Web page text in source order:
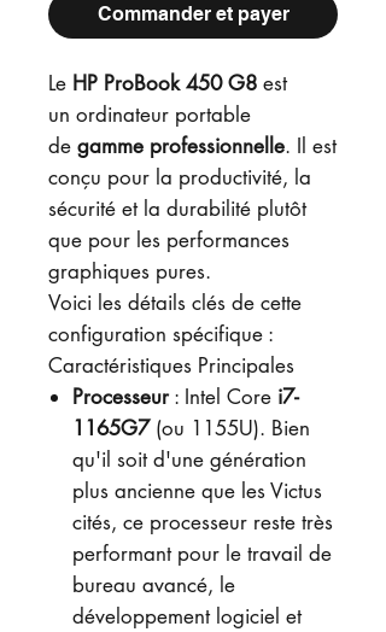
Commander et payer
Le HP ProBook 450 G8 est
un ordinateur portable
de gamme professionnelle. Il est
conçu pour la productivité, la
sécurité et la durabilité plutôt
que pour les performances
graphiques pures.
Voici les détails clés de cette
configuration spécifique :
Caractéristiques Principales
Processeur: Intel Core i7-
1165G7(ou 1155U). Bien
qu'il soit d'une génération
plus ancienne que les Victus
cités, ce processeur reste très
performant pour le travail de
bureau avancé, le
développement logiciel et